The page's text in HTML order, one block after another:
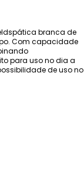
branca de
Com capacidade
para uso no dia a
de uso no